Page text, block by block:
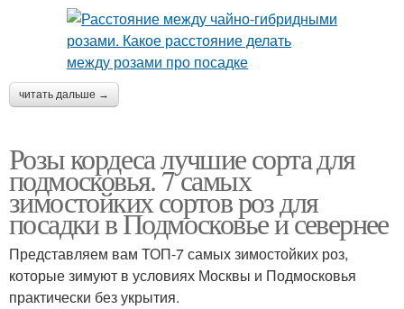
читать дальше →
Розы кордеса лучшие сорта для
подмосковья. 7 самых
зимостойких сортов роз для
посадки в Подмосковье и севернее
Представляем вам ТОП-7 самых зимостойких роз,
которые зимуют в условиях Москвы и Подмосковья
практически без укрытия.